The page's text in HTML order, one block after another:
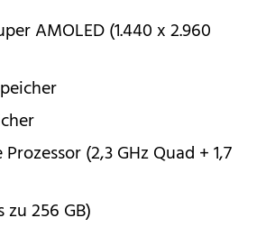
AMOLED (1.440 x 2.960
(2,3 GHz Quad + 1,7
zu 256 GB)